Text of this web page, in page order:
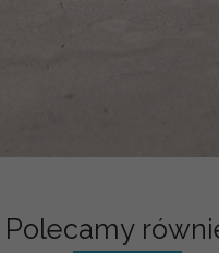
Polecamy